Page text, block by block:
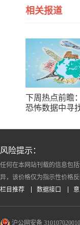
相关报道
下周热点前瞻
恐怖数据中寻
风险提示：
任何在本网站刊载的信息包
异，该价格仅为指示性价格
栏目推荐
数据接口
沪公网安备